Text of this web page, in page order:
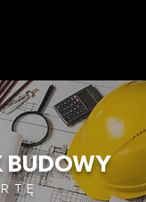
BUDOWY
T Ę